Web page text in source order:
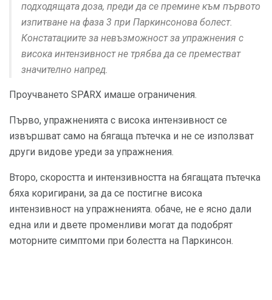
подходящата доза, преди да се премине към първото
изпитване на фаза 3 при Паркинсонова болест.
Констатациите за невъзможност за упражнения с
висока интензивност не трябва да се преместват
значително напред.
Проучването SPARX имаше ограничения.
Първо, упражненията с висока интензивност се
извършват само на бягаща пътечка и не се използват
други видове уреди за упражнения.
Второ, скоростта и интензивността на бягащата пътечка
бяха коригирани, за да се постигне висока
интензивност на упражненията. обаче, не е ясно дали
една или и двете променливи могат да подобрят
моторните симптоми при болестта на Паркинсон.